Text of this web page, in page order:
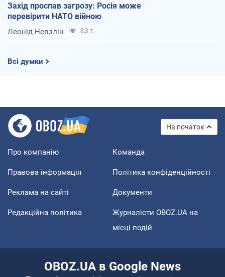
Захід проспав загрозу: Росія може
перевірити НАТО війною
Леонід Невзлін 8,3 т.
Всі думки
На початок
Про компанію Команда
Правова інформація Політика конфіденційності
Реклама на сайті Документи
Редакційна політика
Журналісти OBOZ.UA на
місці подій
OBOZ.UA в Google News